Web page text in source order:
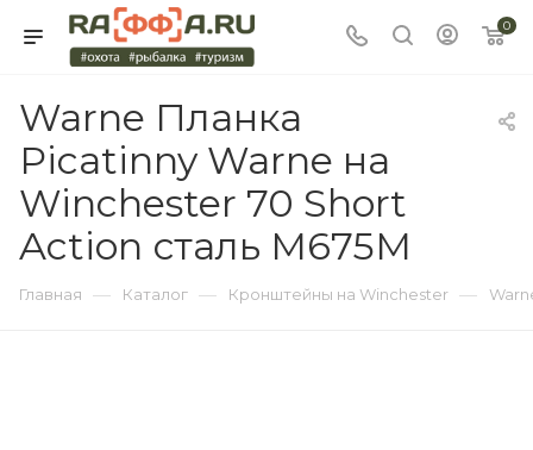
0
Warne Планка
Picatinny Warne на
Winchester 70 Short
Action сталь M675M
Главная — Каталог — Кронштейны на Winchester —